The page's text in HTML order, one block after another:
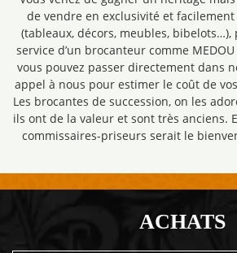
de vendre en exclusivité et
(tableaux, décors, meubles, bibelots…),
service d’un brocanteur comme
vous pouvez passer directement dans
appel à nous pour estimer le coût de
Les brocantes de succession, on les
ils ont de la valeur et sont très anciens.
commissaires-priseurs serait le
ACHATS